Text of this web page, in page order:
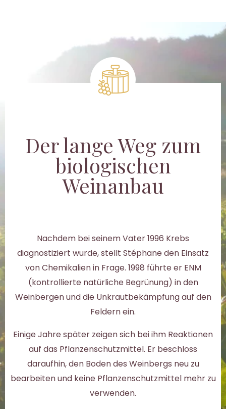
Der lange Weg zum
biologischen
Weinanbau
Nachdem bei seinem Vater 1996 Krebs
diagnostiziert wurde, stellt Stéphane den Einsatz
von Chemikalien in Frage. 1998 führte er ENM
(kontrollierte natürliche Begrünung) in den
Weinbergen und die Unkrautbekämpfung auf den
Feldern ein.
Einige Jahre später zeigen sich bei ihm Reaktionen
auf das Pflanzenschutzmittel. Er beschloss
daraufhin, den Boden des Weinbergs neu zu
bearbeiten und keine Pflanzenschutzmittel mehr zu
verwenden.